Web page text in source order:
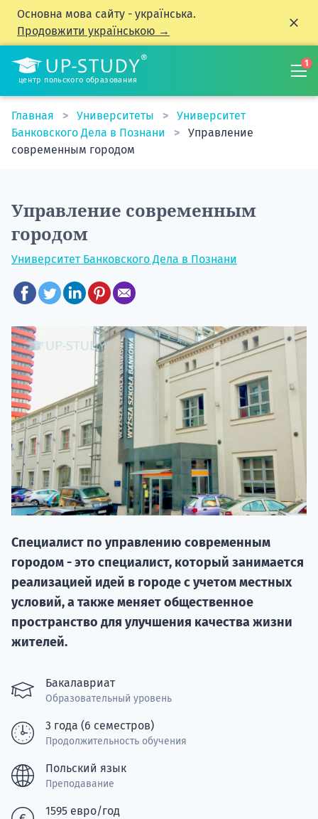
Основна мова сайту - українська.
Продовжити українською →
центр польского образования
1
Главная Университеты
Университет
Банковского Дела в Познани
Управление
современным городом
Управление современным
городом
Университет Банковского Дела в Познани
Специалист по управлению современным
городом - это специалист, который занимается
реализацией идей в городе с учетом местных
условий, а также меняет общественное
пространство для улучшения качества жизни
жителей.
Бакалавриат
Образовательный уровень
3 года (6 семестров)
Продолжительность обучения
Польский язык
Преподавание
1595 евро/год
20.09
НАБОР